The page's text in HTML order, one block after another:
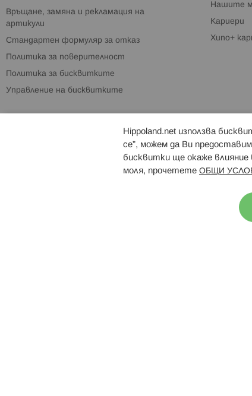
Връщане, замяна и рекламация на
артикули
Стандартен формуляр за отказ
Политика за поверителност
Политика за бисквитките
Управление на бисквитките
Нашите
Кариери
Хипо+
Брошури
Hippoland.net използва
се”, можем да Ви
бисквитки ще окаже влияние
моля, прочетете ОБЩИ